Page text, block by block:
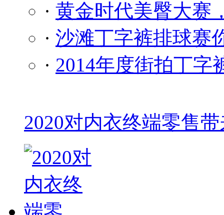
· 黄金时代美臀大赛
· 沙滩丁字裤排球赛
· 2014年度街拍丁字
2020对内衣终端零售